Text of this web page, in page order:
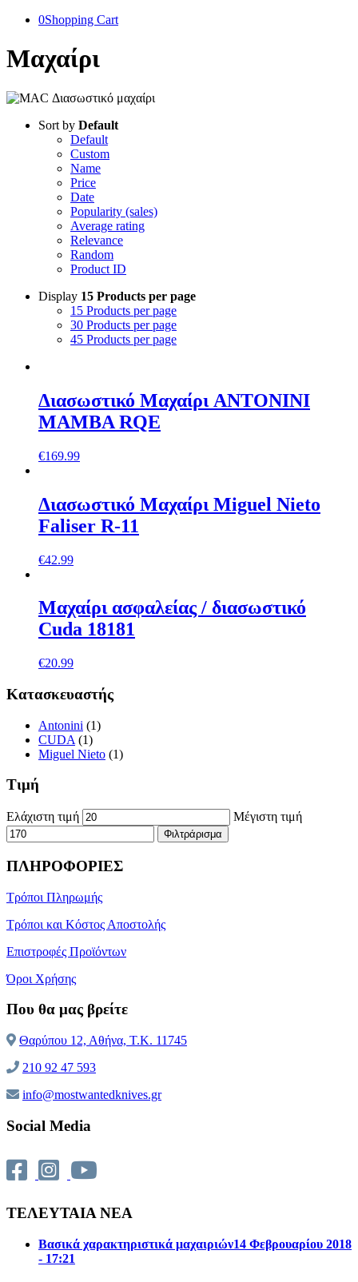
0Shopping Cart
Μαχαίρι
Sort by Default
Default
Custom
Name
Price
Date
Popularity (sales)
Average rating
Relevance
Random
Product ID
Display 15 Products per page
15 Products per page
30 Products per page
45 Products per page
Διασωστικό Μαχαίρι ANTONINI
MAMBA RQE
€169.99
Διασωστικό Mαχαίρι Miguel Nieto
Faliser R-11
€42.99
Μαχαίρι ασφαλείας / διασωστικό
Cuda 18181
€20.99
Κατασκευαστής
Antonini (1)
CUDA (1)
Miguel Nieto (1)
Τιμή
Ελάχιστη τιμή Μέγιστη τιμή
Φιλτράρισμα
ΠΛΗΡΟΦΟΡΙΕΣ
Τρόποι Πληρωμής
Τρόποι και Κόστος Αποστολής
Επιστροφές Προϊόντων
Όροι Χρήσης
Που θα μας βρείτε
Θαρύπου 12, Αθήνα, T.K. 11745
210 92 47 593
info@mostwantedknives.gr
Social Media
ΤΕΛΕΥΤΑΙΑ ΝΕΑ
Βασικά χαρακτηριστικά μαχαιριών14 Φεβρουαρίου 2018
- 17:21